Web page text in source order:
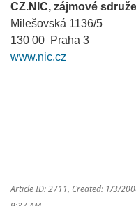
CZ.NIC, zájmové
Milešovská 1136/5
130 00 Praha 3
www.nic.cz
Article ID: 2711, Created: 1/3/